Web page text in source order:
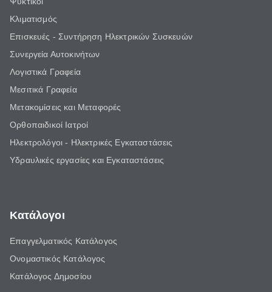
Κλιματισμός
Επισκευές - Συντήρηση Ηλεκτρικών Συσκευών
Συνεργεία Αυτοκινήτων
Λογιστικά Γραφεία
Μεσιτικά Γραφεία
Μετακομίσεις και Μεταφορές
Ορθοπαιδικοί Ιατροί
Ηλεκτρολόγοι - Ηλεκτρικές Εγκαταστάσεις
Υδραυλικές εργασίες και Εγκαταστάσεις
Κατάλογοι
Επαγγελματικός Κατάλογος
Ονομαστικός Κατάλογος
Κατάλογος Δημοσίου